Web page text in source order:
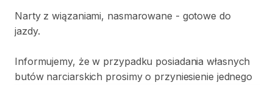
Narty z wiązaniami​​​​​​,​ nasmarowane - gotowe do
jazdy.
Informujemy​,​ że w przypadku posiadania własnych
butów narciarskich prosimy o przyniesienie jednego